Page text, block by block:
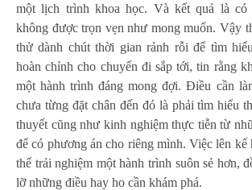
một lịch trình khoa học. Và kết quả là có
không được trọn vẹn như mong muốn. Vậy
thử dành chút thời gian rảnh rỗi để tìm
hoàn chỉnh cho chuyến đi sắp tới, tin rằng
một hành trình đáng mong đợi. Điều cần
chưa từng đặt chân đến đó là phải tìm hiểu
thuyết cũng như kinh nghiệm thực tiễn từ
để có phương án cho riêng mình. Việc lên kế
thể trải nghiệm một hành trình suôn sẻ hơn,
lỡ những điều hay ho cần khám phá.